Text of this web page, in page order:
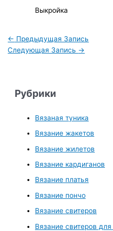
Выкройка
← Предыдущая Запись
Следующая Запись →
Рубрики
Вязаная туника
Вязание жакетов
Вязание жилетов
Вязание кардиганов
Вязание платья
Вязание пончо
Вязание свитеров
Вязание свитеров